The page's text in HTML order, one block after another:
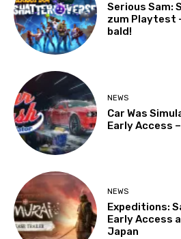
Serious Sam:
zum Playtest
bald!
NEWS
Car Was
Early Access
NEWS
Expeditions:
Early Access
Japan